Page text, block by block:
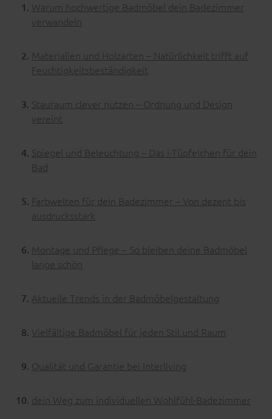
Warum hochwertige Badmöbel dein Badezimmer
verwandeln
Materialien und Holzarten – Natürlichkeit trifft auf
Feuchtigkeitsbeständigkeit
Stauraum clever nutzen – Ordnung und Design
vereint
Spiegel und Beleuchtung – Das i-Tüpfelchen für dein
Bad
Farbwelten für dein Badezimmer – Von dezent bis
ausdrucksstark
Montage und Pflege – So bleiben deine Badmöbel
lange schön
Aktuelle Trends in der Badmöbelgestaltung
Vielfältige Badmöbel für jeden Stil und Raum
Qualität und Garantie bei Interliving
dein Weg zum individuellen Wohlfühl-Badezimmer